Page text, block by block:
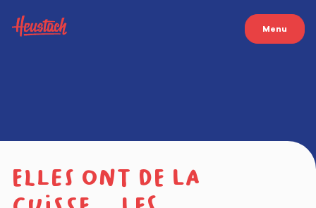
Menu
Elles ont de la